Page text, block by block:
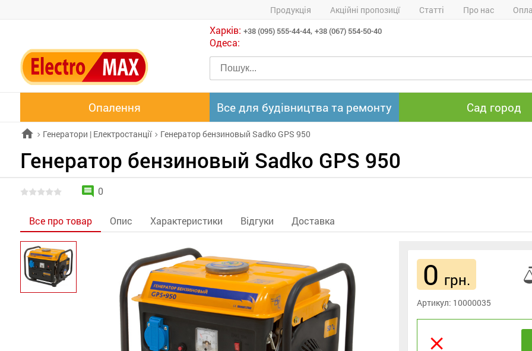
Продукція Акційні пропозицї Статті Про нас
Харків: +38 (095) 555-44-44, +38 (067) 554-50-40
Одеса:
Опалення Все для будівництва та ремонту Сад город
home chevron_right Генератори | Електростанціїchevron_right Генератор бензиновый Sadko GPS 950
Генератор бензиновый Sadko GPS 950
comment 0
Все про товар Опис Характеристики Відгуки Доставка
0 грн.
Артикул: 10000035
close